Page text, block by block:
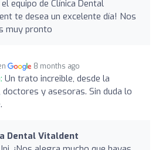
el equipo de Clínica Dental
te desea un excelente día! Nos
muy pronto
8 months ago
Un trato increible, desde la
y asesoras. Sin duda lo
Dental Vitaldent